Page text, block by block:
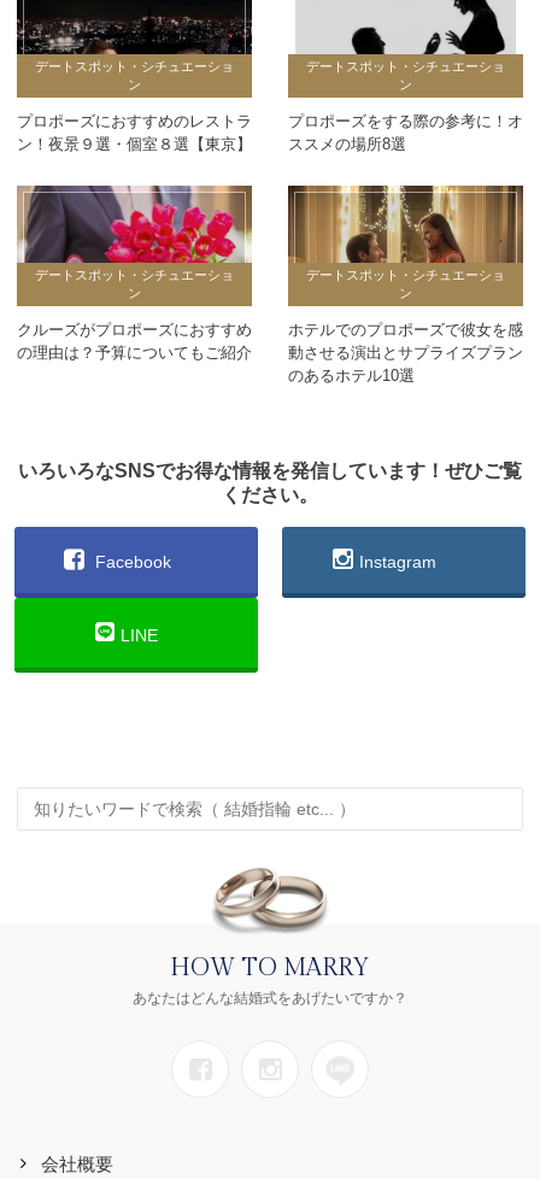
デートスポット・シチュエーショ
ン
プロポーズにおすすめのレストラ
ン！夜景９選・個室８選【東京】
デートスポット・シチュエーショ
ン
プロポーズをする際の参考に！オ
ススメの場所8選
デートスポット・シチュエーショ
ン
クルーズがプロポーズにおすすめ
の理由は？予算についてもご紹介
デートスポット・シチュエーショ
ン
ホテルでのプロポーズで彼女を感
動させる演出とサプライズプラン
のあるホテル10選
いろいろなSNSでお得な情報を発信しています！ぜひご覧
ください。
Facebook Instagram
LINE
HOW TO MARRY
あなたはどんな結婚式をあげたいですか？
会社概要